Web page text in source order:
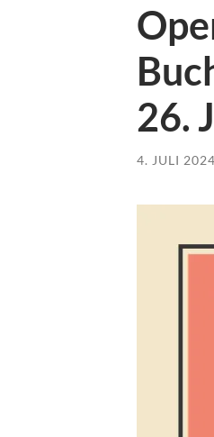
26.
4. JULI 2024